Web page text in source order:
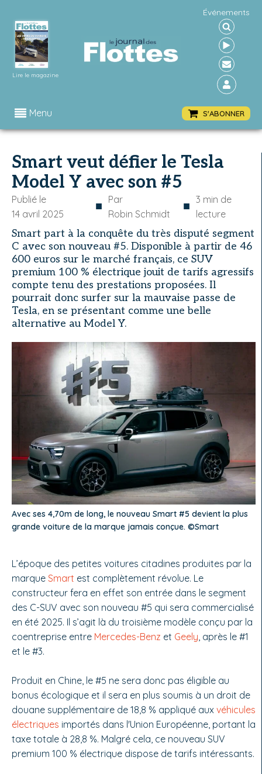
Lire le magazine
Événements
Menu S'ABONNER
Smart veut défier le Tesla
Model Y avec son #5
Publié le
14 avril 2025
■ Par
Robin Schmidt
■ 3 min de
lecture
Smart part à la conquête du très disputé segment
C avec son nouveau #5. Disponible à partir de 46
600 euros sur le marché français, ce SUV
premium 100 % électrique jouit de tarifs agressifs
compte tenu des prestations proposées. Il
pourrait donc surfer sur la mauvaise passe de
Tesla, en se présentant comme une belle
alternative au Model Y.
Avec ses 4,70m de long, le nouveau Smart #5 devient la plus
grande voiture de la marque jamais conçue. ©Smart
L’époque des petites voitures citadines produites par la
marque Smart est complètement révolue. Le
constructeur fera en effet son entrée dans le segment
des C-SUV avec son nouveau #5 qui sera commercialisé
en été 2025. Il s’agit là du troisième modèle conçu par la
coentreprise entre Mercedes-Benz et Geely , après le #1
et le #3.
Produit en Chine, le #5 ne sera donc pas éligible au
bonus écologique et il sera en plus soumis à un droit de
douane supplémentaire de 18,8 % appliqué aux véhicules
électriques importés dans l'Union Européenne, portant la
taxe totale à 28,8 %. Malgré cela, ce nouveau SUV
premium 100 % électrique dispose de tarifs intéressants.